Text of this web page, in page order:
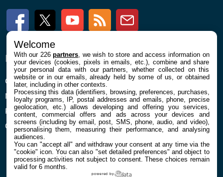
FacebookTwitter Youtube RSS Newsletter
ENTREPRISE
Confidentialité et Cookies
Mentions légales et CGU
Préférences Cookies
Qui sommes nous
À PROPOS
Contact
Welcome
With our 226partners , we wish to store and access information on
your devices (cookies, pixels in emails, etc.), combine and share
your personal data with our partners, whether collected on this
website or in our emails, already held by some of us, or obtained
later, including in other contexts.
Processing this data (identifiers, browsing, preferences, purchases,
loyalty programs, IP, postal addresses and emails, phone, precise
geolocation, etc.) allows developing and offering you services,
content, commercial offers and ads across your devices and
screens (including by email, post, SMS, phone, audio, and video),
personalising them, measuring their performance, and analysing
audiences.
You can "accept all" and withdraw your consent at any time via the
"cookie" icon. You can also "set detailed preferences" and object to
processing activities not subject to consent. These choices remain
valid for 6 months.
powered by